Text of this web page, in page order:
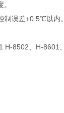
制误差±0.5℃以内。
8502、H-8601